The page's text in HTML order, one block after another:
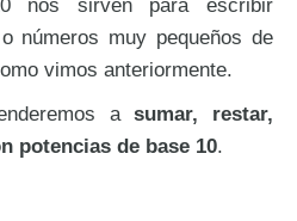
números muy pequeños de
vimos anteriormente.
asumar, restar,
potencias de base 10.